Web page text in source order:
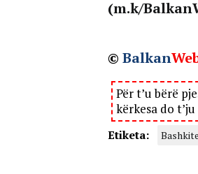
(m.k/
© Balkan
Për t’u bërë
kërkesa do
Etiketa: Bashkite